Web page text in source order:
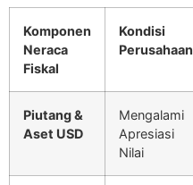
Komponen
Neraca
Fiskal
Kondisi
Perusahaan
Piutang &
Aset USD
Mengalami
Apresiasi
Nilai